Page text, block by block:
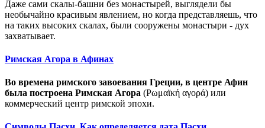
Даже сами скалы-башни без монастырей, выглядели бы
необычайно красивым явлением, но когда представляешь, что
на таких высоких скалах, были сооружены монастыри - дух
захватывает.
Римская Агора в Афинах
Во времена римского завоевания Греции, в центре Афин
была построена Римская Агора (Ρωμαϊκή αγορά) или
коммерческий центр римской эпохи.